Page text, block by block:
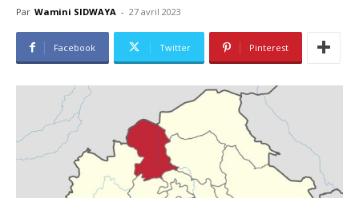
Par Wamini SIDWAYA - 27 avril 2023
Facebook Twitter Pinterest